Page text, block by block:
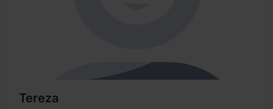
Tereza